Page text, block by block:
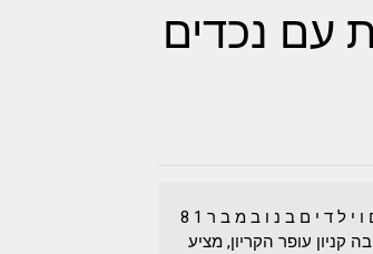
עם נכדים
פ ע י ל ו י ו ת ע ם נ כ ד י ם ו י ל ד י ם ב נ ו ב מ ב ר 1 8
קניון עופר הקריון, מציע